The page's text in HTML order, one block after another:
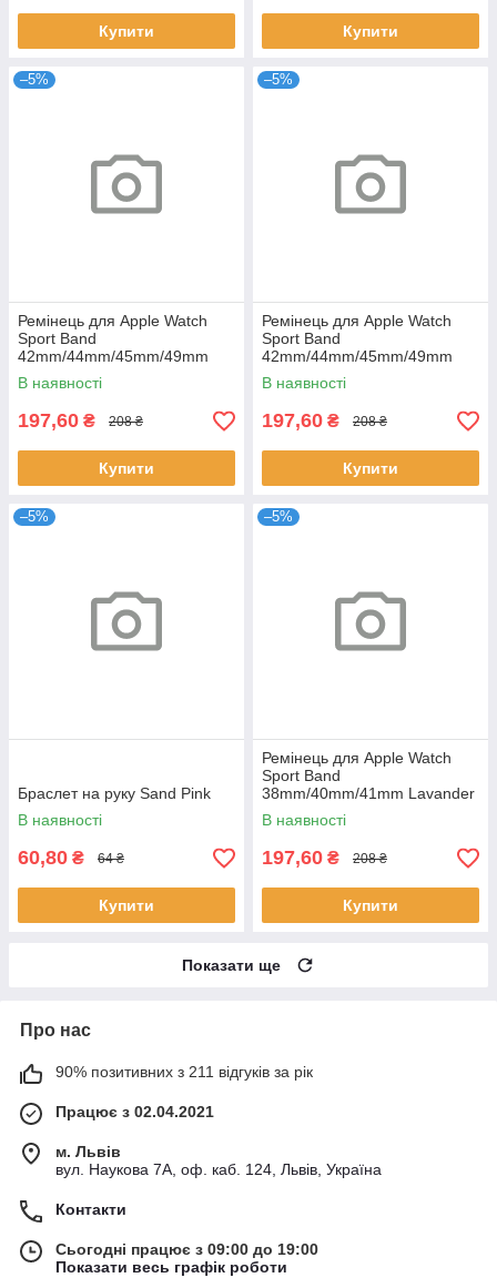
Купити Купити
–5%
Ремінець для Apple Watch
Sport Band
42mm/44mm/45mm/49mm
Pink Sand
В наявності
197,60 ₴ 208 ₴
Купити
–5%
Ремінець для Apple Watch
Sport Band
42mm/44mm/45mm/49mm
Antique White
В наявності
197,60 ₴ 208 ₴
Купити
–5%
Браслет на руку Sand Pink
В наявності
60,80 ₴ 64 ₴
Купити
–5%
Ремінець для Apple Watch
Sport Band
38mm/40mm/41mm Lavander
Gray
В наявності
197,60 ₴ 208 ₴
Купити
Показати ще
Про нас
90% позитивних з 211 відгуків за рік
Працює з 02.04.2021
м. Львів
вул. Наукова 7А, оф. каб. 124, Львів, Україна
Контакти
Сьогодні працює з 09:00 до 19:00
Показати весь графік роботи